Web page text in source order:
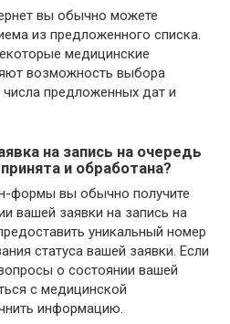
вы обычно можете
из предложенного списка.
медицинские
возможность выбора
числа предложенных дат и
на запись на очередь
и обработана?
формы вы обычно получите
вашей заявки на запись на
уникальный номер
статуса вашей заявки. Если
о состоянии вашей
с медицинской
информацию.